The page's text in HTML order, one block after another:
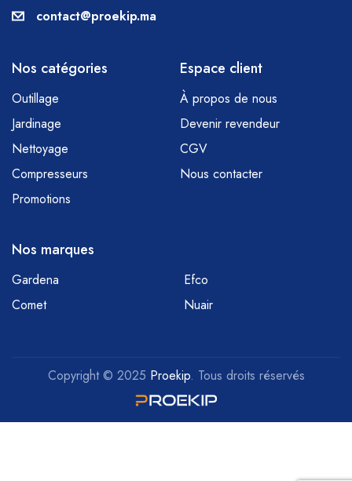
contact@proekip.ma
Nos catégories
Outillage
Jardinage
Nettoyage
Compresseurs
Promotions
Espace client
À propos de nous
Devenir revendeur
CGV
Nous contacter
Nos marques
Gardena
Efco
Comet
Nuair
Copyright © 2025 Proekip. Tous droits réservés